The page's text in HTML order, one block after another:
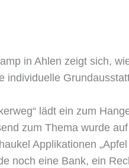
in Ahlen zeigt sich,
individuelle
lädt ein zum
zum Thema wurde
Applikationen
noch eine Bank, ein